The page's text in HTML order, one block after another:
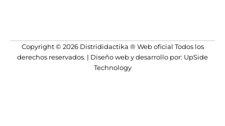
Copyright © 2026 Distrididactika ® Web oficial Todos los
derechos reservados. | Diseño web y desarrollo por: UpSide
Technology